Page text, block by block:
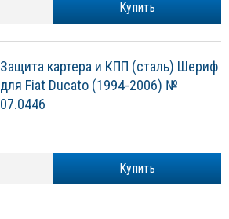
Купить
Защита картера и КПП (сталь) Шериф
для Fiat Ducato (1994-2006) №
07.0446
Купить